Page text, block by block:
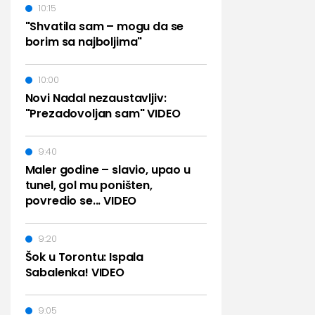
"Shvatila sam – mogu da se
borim sa najboljima"
10:15
Novi Nadal nezaustavljiv:
"Prezadovoljan sam" VIDEO
10:00
Maler godine – slavio, upao u
tunel, gol mu poništen,
povredio se... VIDEO
9:40
Šok u Torontu: Ispala
Sabalenka! VIDEO
9:20
9:05